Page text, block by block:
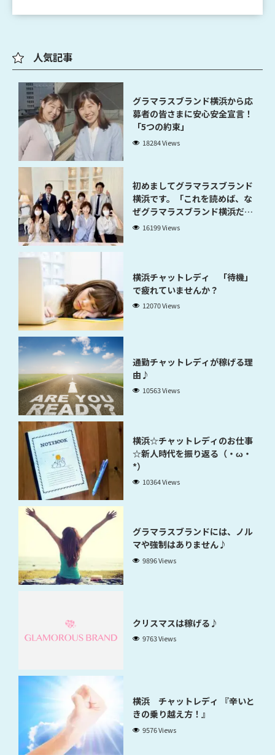
人気記事
グラマラスブランド横浜から応
募者の皆さまに安心安全宣言！
「5つの約束」
18284 Views
初めましてグラマラスブランド
横浜です。「これを読めば、な
ぜグラマラスブランド横浜だと
稼げるのかが分かります」
16199 Views
横浜チャットレディ 「待機」
で疲れていませんか？
12070 Views
通勤チャットレディが稼げる理
由♪
10563 Views
横浜☆チャットレディのお仕事
☆新人時代を振り返る（・ω・
*）
10364 Views
グラマラスブランドには、ノル
マや強制はありません♪
9896 Views
クリスマスは稼げる♪
9763 Views
横浜 チャットレディ 『辛いと
きの乗り越え方！』
9576 Views